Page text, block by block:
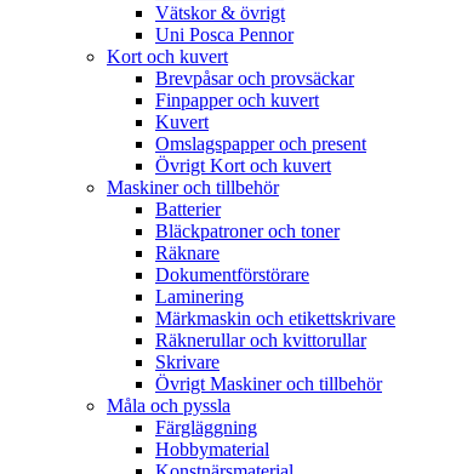
Vätskor & övrigt
Uni Posca Pennor
Kort och kuvert
Brevpåsar och provsäckar
Finpapper och kuvert
Kuvert
Omslagspapper och present
Övrigt Kort och kuvert
Maskiner och tillbehör
Batterier
Bläckpatroner och toner
Räknare
Dokumentförstörare
Laminering
Märkmaskin och etikettskrivare
Räknerullar och kvittorullar
Skrivare
Övrigt Maskiner och tillbehör
Måla och pyssla
Färgläggning
Hobbymaterial